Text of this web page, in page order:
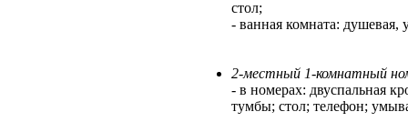
стол;
- ванная комната: душевая,
2-местный 1-комнатный
- в номерах: двуспальная
тумбы; стол; телефон;